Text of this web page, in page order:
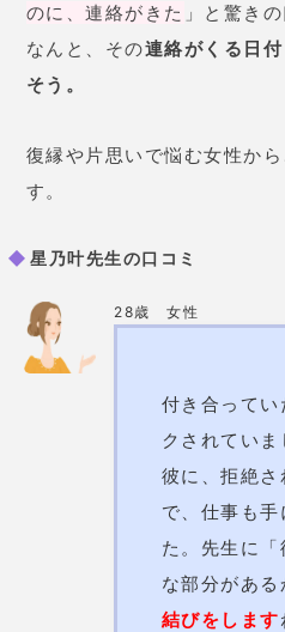
のに、連絡がきた 」と驚き
なんと、その連絡がくる日
そう。
復縁や片思いで悩む女性か
す。
星乃叶先生の口コミ
28歳 女性
付き合って
クされてい
彼に、拒絶さ
で、仕事も
た。先生に
な部分がある
結びをします